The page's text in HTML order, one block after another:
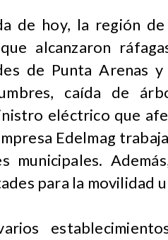
de hoy, la región
alcanzaron
de Punta Arenas
caída de
eléctrico que
Edelmag
municipales.
para la movilidad